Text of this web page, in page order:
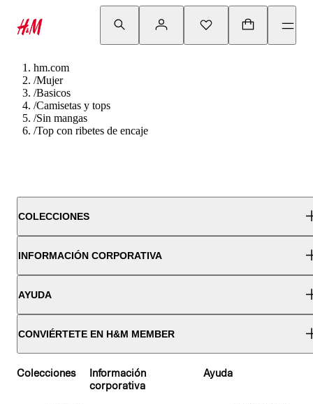
hm.com
/Mujer
/Basicos
/Camisetas y tops
/Sin mangas
/Top con ribetes de encaje
COLECCIONES
INFORMACIÓN CORPORATIVA
AYUDA
CONVIÉRTETE EN H&M MEMBER
Colecciones
Información
corporativa
Ayuda